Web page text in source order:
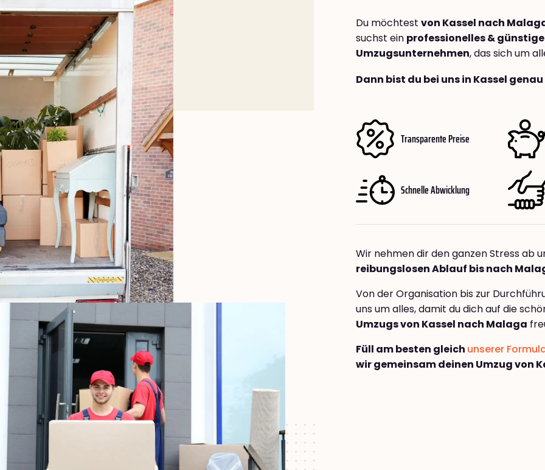
Du möchtest von Kassel nach
suchst ein professionelles &
Umzugsunternehmen, das sich um
Dann bist du bei uns in Kassel
Transparente Preise
Schnelle Abwicklung
Wir nehmen dir den ganzen Stress ab
reibungslosen Ablauf bis nach
Von der Organisation bis zur
uns um alles, damit du dich auf die
Umzugs von Kassel nach Malaga
Füll am besten gleich unserer
wir gemeinsam deinen Umzug von